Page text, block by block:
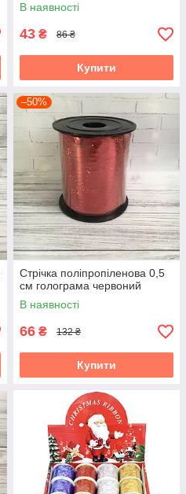
В наявності
43 ₴ 86 ₴
Купити
–50%
Стрічка поліпропіленова 0,5
см голограма червоний
В наявності
66 ₴ 132 ₴
Купити